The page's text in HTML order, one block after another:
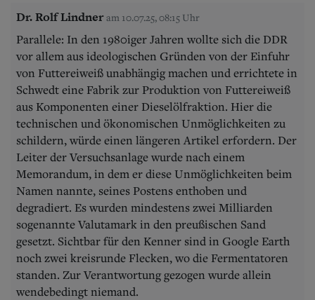
Dr. Rolf Lindner am 10.07.25, 08:15 Uhr
Parallele: In den 1980iger Jahren wollte sich die DDR
vor allem aus ideologischen Gründen von der Einfuhr
von Futtereiweiß unabhängig machen und errichtete in
Schwedt eine Fabrik zur Produktion von Futtereiweiß
aus Komponenten einer Dieselölfraktion. Hier die
technischen und ökonomischen Unmöglichkeiten zu
schildern, würde einen längeren Artikel erfordern. Der
Leiter der Versuchsanlage wurde nach einem
Memorandum, in dem er diese Unmöglichkeiten beim
Namen nannte, seines Postens enthoben und
degradiert. Es wurden mindestens zwei Milliarden
sogenannte Valutamark in den preußischen Sand
gesetzt. Sichtbar für den Kenner sind in Google Earth
noch zwei kreisrunde Flecken, wo die Fermentatoren
standen. Zur Verantwortung gezogen wurde allein
wendebedingt niemand.